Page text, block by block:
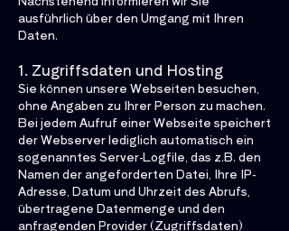
ausführlich über den Umgang mit Ihren
Daten.
1. Zugriffsdaten und Hosting
Sie können unsere Webseiten besuchen,
ohne Angaben zu Ihrer Person zu machen.
Bei jedem Aufruf einer Webseite speichert
der Webserver lediglich automatisch ein
sogenanntes Server-Logfile, das z.B. den
Namen der angeforderten Datei, Ihre IP-
Adresse, Datum und Uhrzeit des Abrufs,
übertragene Datenmenge und den
anfragenden Provider (Zugriffsdaten)